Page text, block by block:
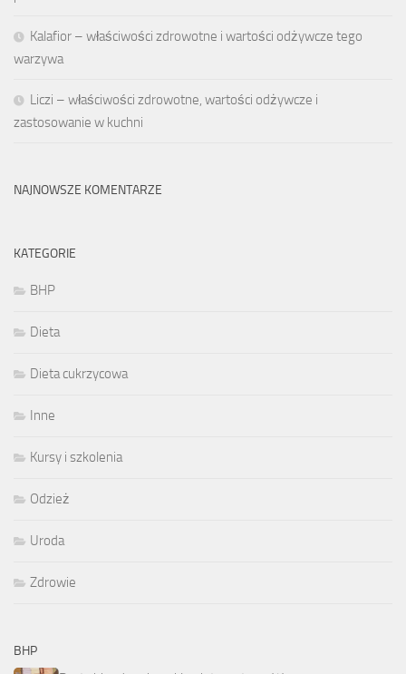
Kalafior – właściwości zdrowotne i wartości odżywcze tego
warzywa
Liczi – właściwości zdrowotne, wartości odżywcze i
zastosowanie w kuchni
NAJNOWSZE KOMENTARZE
KATEGORIE
BHP
Dieta
Dieta cukrzycowa
Inne
Kursy i szkolenia
Odzież
Uroda
Zdrowie
BHP